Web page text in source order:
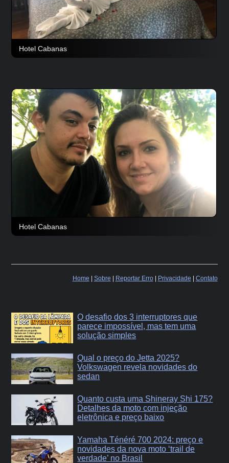
Hotel Cabanas
Hotel Cabanas
Home | Sobre | Reportar Erro| Privacidade | Contato
O desafio dos 3 interruptores que
parece impossível, mas tem uma
solução simples
Qual o preço do Jetta 2025?
Volkswagen revela novidades do
sedan
Quanto custa uma Shineray Shi 175?
Detalhes da moto com injeção
eletrônica e preço baixo
Yamaha Ténéré 700 2024: preço e
novidades da nova moto ‘trail de
verdade’ no Brasil